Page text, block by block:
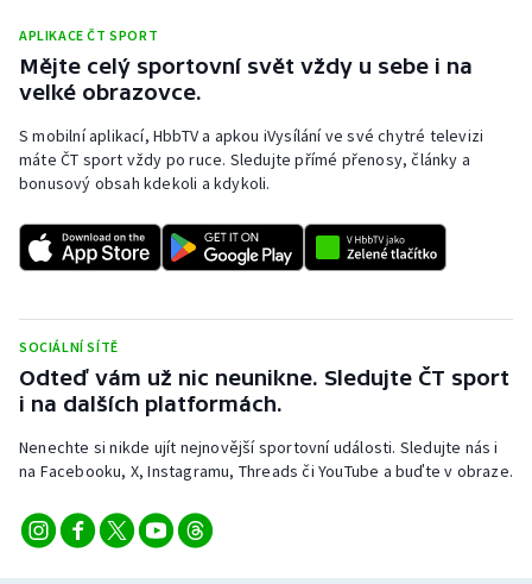
APLIKACE ČT SPORT
Mějte celý sportovní svět vždy u sebe i na
velké obrazovce.
S mobilní aplikací, HbbTV a apkou iVysílání ve své chytré televizi
máte ČT sport vždy po ruce. Sledujte přímé přenosy, články a
bonusový obsah kdekoli a kdykoli.
SOCIÁLNÍ SÍTĚ
Odteď vám už nic neunikne. Sledujte ČT sport
i na dalších platformách.
Nenechte si nikde ujít nejnovější sportovní události. Sledujte nás i
na Facebooku, X, Instagramu, Threads či YouTube a buďte v obraze.